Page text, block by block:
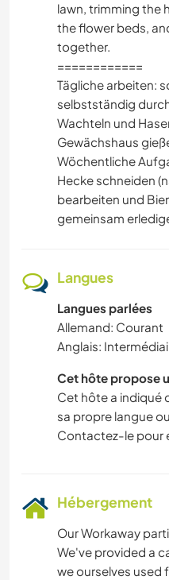
lawn, trimming the
the flower beds,
together.
============
Tägliche arbeiten:
selbstständig
Wachteln und
Gewächshaus
Wöchentliche
Hecke schneiden
bearbeiten und
gemeinsam
Langues
Langues parlées
Allemand: Courant
Anglais:
Cet hôte propose
Cet hôte a indiqué
sa propre langue
Contactez-le pour
Hébergement
Our Workaway
We've provided a
we ourselves used